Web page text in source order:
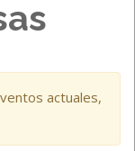
actuales,